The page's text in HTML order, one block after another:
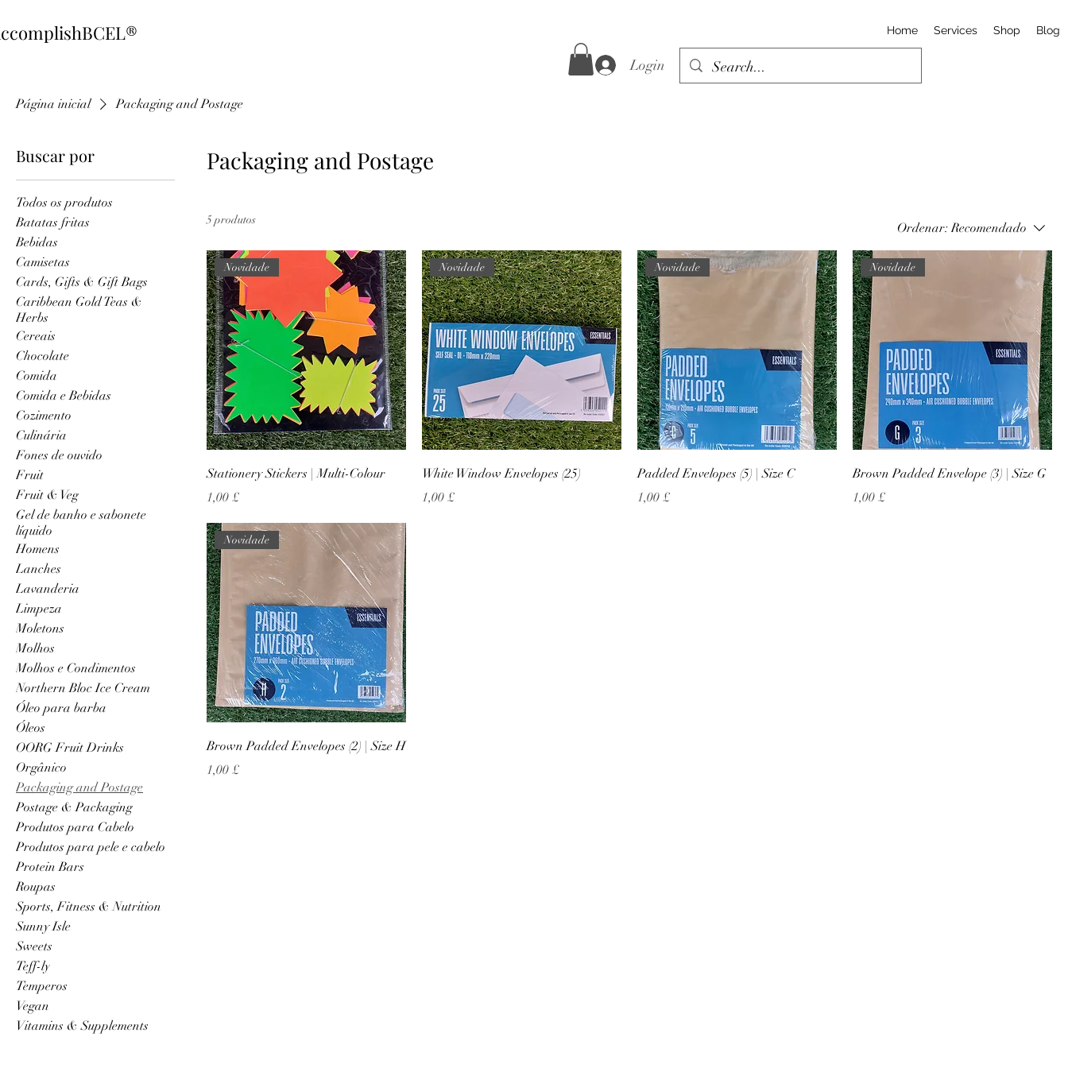
Home Services Shop Blog
Login
Página inicial Packaging and Postage
Buscar por
Todos os produtos
Batatas fritas
Bebidas
Camisetas
Cards, Gifts & Gift Bags
Caribbean Gold Teas &
Herbs
Cereais
Chocolate
Comida
Comida e Bebidas
Cozimento
Culinária
Fones de ouvido
Fruit
Fruit & Veg
Gel de banho e sabonete
líquido
Homens
Lanches
Lavanderia
Limpeza
Moletons
Molhos
Molhos e Condimentos
Northern Bloc Ice Cream
Óleo para barba
Óleos
OORG Fruit Drinks
Orgânico
Packaging and Postage
Postage & Packaging
Produtos para Cabelo
Produtos para pele e cabelo
Protein Bars
Roupas
Sports, Fitness & Nutrition
Sunny Isle
Sweets
Teff-ly
Temperos
Vegan
Vitamins & Supplements
Packaging and Postage
5 produtos
Ordenar: Recomendado
Novidade
Stationery Stickers | Multi-Colour
Preço
1,00 £
Novidade
White Window Envelopes (25)
Preço
1,00 £
Novidade
Padded Envelopes (5) | Size C
Preço
1,00 £
Novidade
Brown Padded Envelope (3) | Size G
Preço
1,00 £
Novidade
Brown Padded Envelopes (2) | Size H
Preço
1,00 £